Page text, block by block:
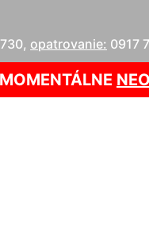
, opatrovanie: 0917
MOMENTÁLNE